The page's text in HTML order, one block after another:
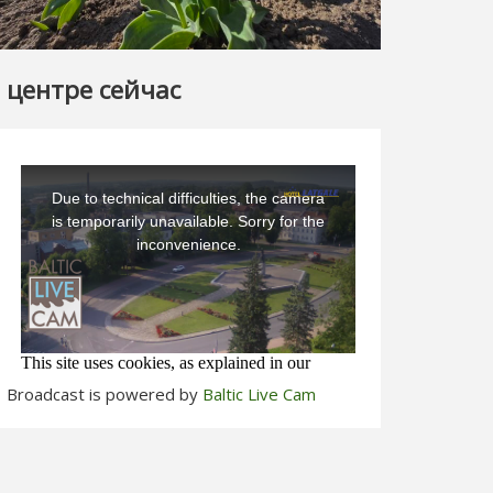
сейчас
Broadcast is powered by Baltic Live Cam